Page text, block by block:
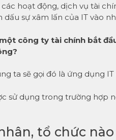
hoạt động, dịch vụ tài
dấu sự xâm lấn của IT vào
công ty tài chính bắt
ta sẽ gọi đó là ứng dụng
sử dụng trong trường hợp
nhân, tổ chức